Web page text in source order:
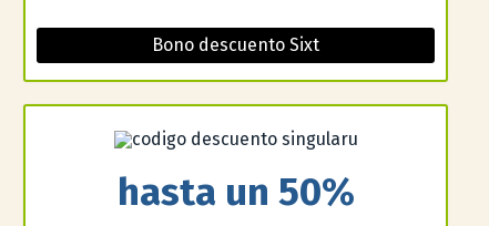
Bono descuento Sixt
hasta un 50%